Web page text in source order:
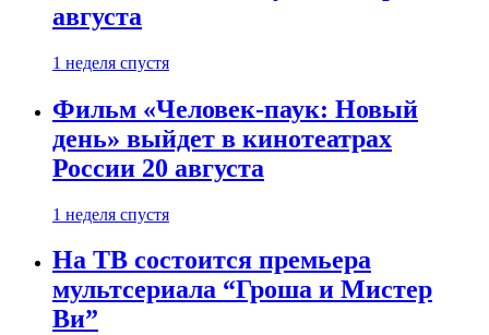
августа
1 неделя спустя
Фильм «Человек-паук: Новый
день» выйдет в кинотеатрах
России 20 августа
1 неделя спустя
На ТВ состоится премьера
мультсериала “Гроша и Мистер
Ви”